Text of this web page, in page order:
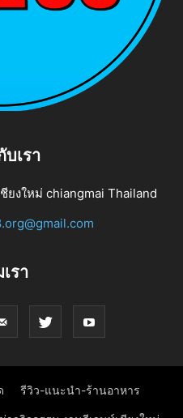
บเรา
ยงใหม่ chiangmai Thailand
รา
รีวิว-แนะนำ-ร้านอาหาร